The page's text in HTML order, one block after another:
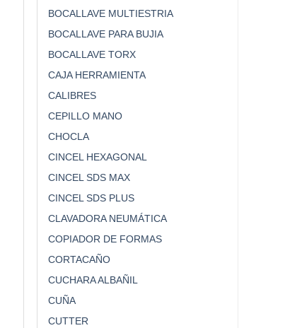
BOCALLAVE MULTIESTRIA
BOCALLAVE PARA BUJIA
BOCALLAVE TORX
CAJA HERRAMIENTA
CALIBRES
CEPILLO MANO
CHOCLA
CINCEL HEXAGONAL
CINCEL SDS MAX
CINCEL SDS PLUS
CLAVADORA NEUMÁTICA
COPIADOR DE FORMAS
CORTACAÑO
CUCHARA ALBAÑIL
CUÑA
CUTTER